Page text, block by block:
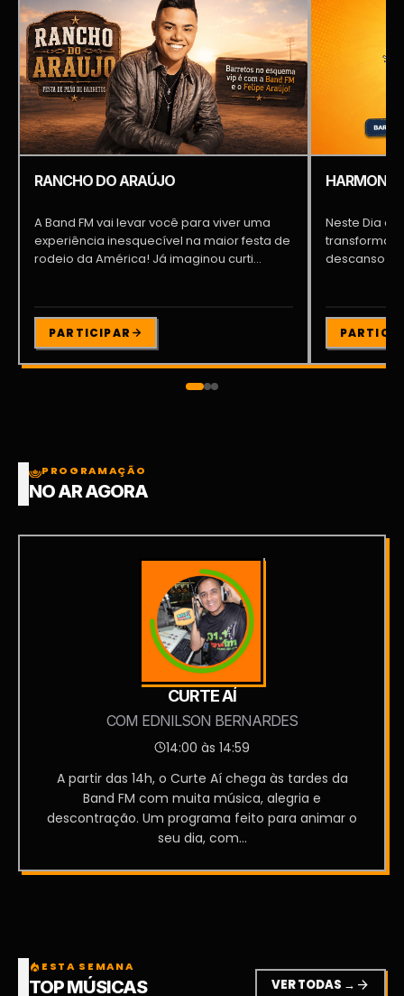
RANCHO DO ARAÚJO
A Band FM vai levar você para viver uma
experiência inesquecível na maior festa de
rodeio da América! Já imaginou curti...
PARTICIPAR
Neste Dia
transformar
descanso
PROGRAMAÇÃO
NO AR AGORA
CURTE AÍ
COM EDNILSON BERNARDES
14:00 às 14:59
A partir das 14h, o Curte Aí chega às tardes da
Band FM com muita música, alegria e
descontração. Um programa feito para animar o
seu dia, com...
local_fire_department ESTA SEMANA
TOP MÚSICAS VER TODAS → arrow_forward